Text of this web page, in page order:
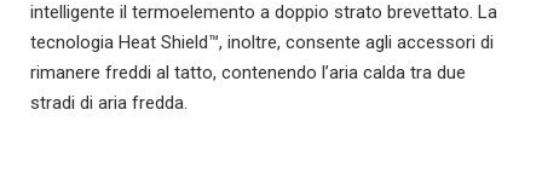
intelligente il termoelemento a doppio strato brevettato. La
tecnologia Heat Shield™, inoltre, consente agli accessori di
rimanere freddi al tatto, contenendo l’aria calda tra due
stradi di aria fredda.